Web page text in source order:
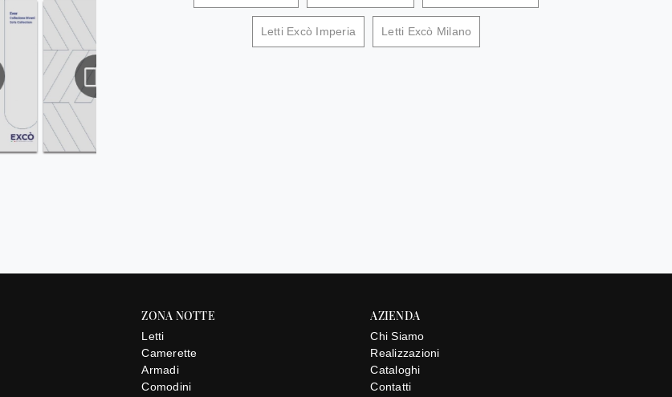
Letti Excò Imperia Letti Excò Milano
ZONA NOTTE
Letti
Camerette
Armadi
Comodini
AZIENDA
Chi Siamo
Realizzazioni
Cataloghi
Contatti